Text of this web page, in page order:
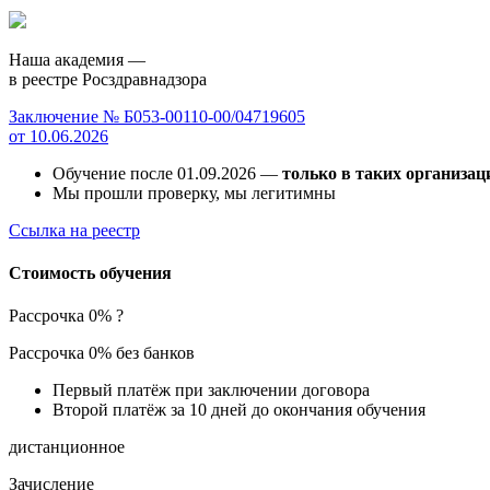
Наша академия —
в реестре Росздравнадзора
Заключение № Б053-00110-00/04719605
от 10.06.2026
Обучение после 01.09.2026 — только в таких
Мы прошли проверку, мы легитимны
Ссылка на реестр
Стоимость обучения
Рассрочка 0% ?
Рассрочка 0% без банков
Первый платёж при заключении договора
Второй платёж за 10 дней до окончания обучения
дистанционное
Зачисление